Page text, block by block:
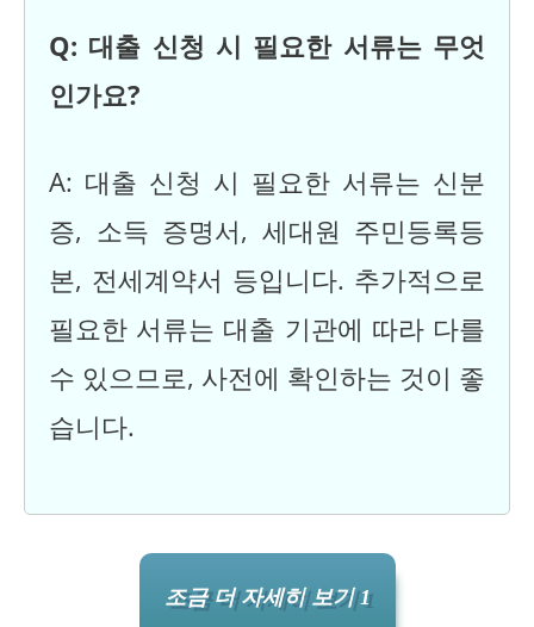
Q: 대출 신청 시 필요한 서류는 무엇
인가요?
A: 대출 신청 시 필요한 서류는 신분
증, 소득 증명서, 세대원 주민등록등
본, 전세계약서 등입니다. 추가적으로
필요한 서류는 대출 기관에 따라 다를
수 있으므로, 사전에 확인하는 것이 좋
습니다.
조금 더 자세히 보기 1